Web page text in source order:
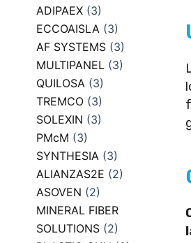
ADIPAEX (3)
ECCOAISLA (3)
AF SYSTEMS (3)
MULTIPANEL (3)
QUILOSA (3)
TREMCO (3)
SOLEXIN (3)
PMcM (3)
SYNTHESIA (3)
ALIANZAS2E (2)
ASOVEN (2)
MINERAL FIBER
SOLUTIONS (2)